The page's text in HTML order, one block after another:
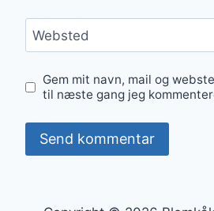
Websted
Gem mit navn, mail og
til næste gang jeg